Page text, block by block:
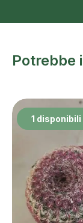
Potrebbe
1 disponibili